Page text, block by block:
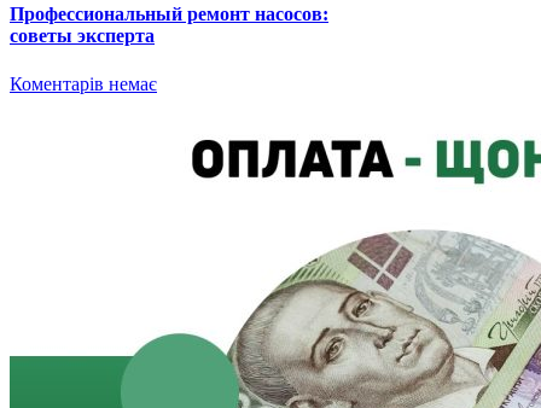
Профессиональный ремонт насосов:
советы эксперта
Коментарів немає